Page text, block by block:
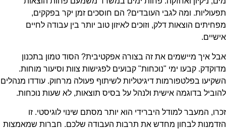
תפעוליות. ומה לגבי העובדים? הם חוסכים זמן יקר בפקקים,
מפחיתים הוצאות דלק, וזוכים לאיזון טוב יותר בין עבודה לחיים
אישיים.
אבל איך מיישמים את זה בצורה אפקטיבית? הסוד טמון בתכנון
מדוקדק. קבעו ימי "נוכחות" קבועים לפגישות צוות וסיעור מוחות.
השקיעו בפלטפורמות דיגיטליות לשיתוף פעולה מרחוק. עודדו מנהלים
להוביל בדוגמה אישית ולנהל על בסיס תוצאות, לא שעות נוכחות.
זכרו, המעבר למודל היברידי הוא יותר מסתם שינוי לוגיסטי. זו
הזדמנות לבחון מחדש את תרבות העבודה שלכם. חברות שמאמצות